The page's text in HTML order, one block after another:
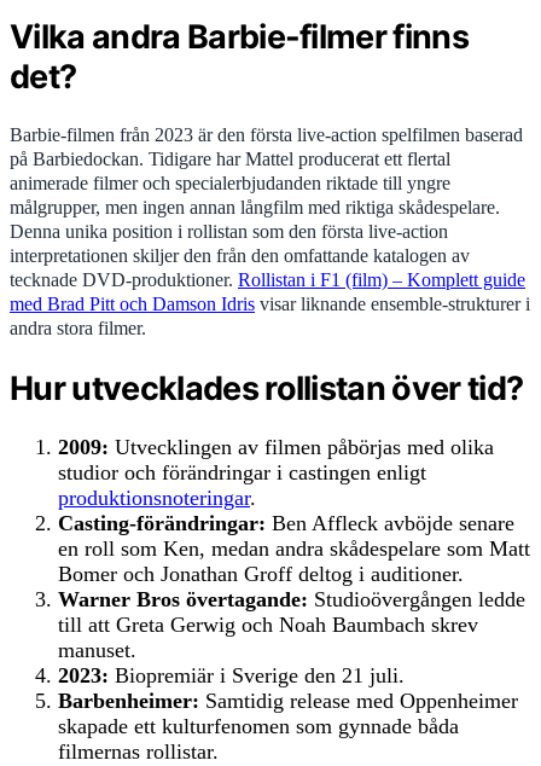
Vilka andra Barbie-filmer finns
det?
Barbie-filmen från 2023 är den första live-action spelfilmen baserad
på Barbiedockan. Tidigare har Mattel producerat ett flertal
animerade filmer och specialerbjudanden riktade till yngre
målgrupper, men ingen annan långfilm med riktiga skådespelare.
Denna unika position i rollistan som den första live-action
interpretationen skiljer den från den omfattande katalogen av
tecknade DVD-produktioner. Rollistan i F1 (film) – Komplett guide
med Brad Pitt och Damson Idris visar liknande ensemble-strukturer i
andra stora filmer.
Hur utvecklades rollistan över tid?
2009: Utvecklingen av filmen påbörjas med olika
studior och förändringar i castingen enligt
produktionsnoteringar.
Casting-förändringar: Ben Affleck avböjde senare
en roll som Ken, medan andra skådespelare som Matt
Bomer och Jonathan Groff deltog i auditioner.
Warner Bros övertagande: Studioövergången ledde
till att Greta Gerwig och Noah Baumbach skrev
manuset.
2023: Biopremiär i Sverige den 21 juli.
Barbenheimer: Samtidig release med Oppenheimer
skapade ett kulturfenomen som gynnade båda
filmernas rollistar.